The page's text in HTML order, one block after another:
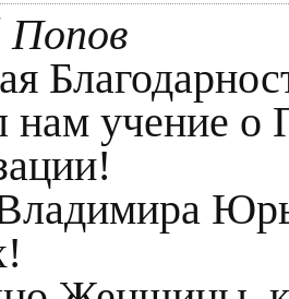
Попов
нам учение о